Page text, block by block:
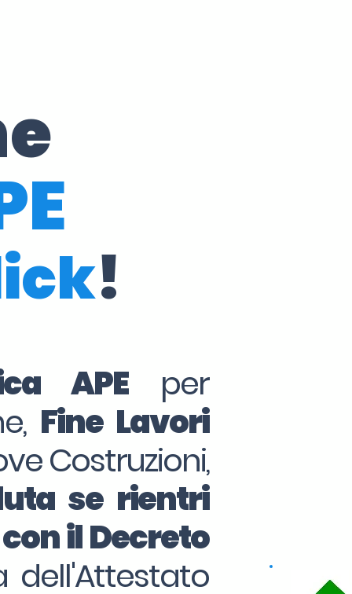
!
APEper
Fine Lavori
Costruzioni,
se rientri
il Decreto
dell'Attestato